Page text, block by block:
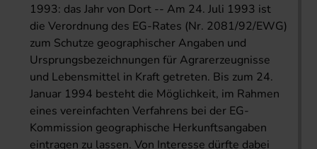
1993: das Jahr von Dort -- Am 24. Juli 1993 ist
die Verordnung des EG-Rates (Nr. 2081/92/EWG)
zum Schutze geographischer Angaben und
Ursprungsbezeichnungen für Agrarerzeugnisse
und Lebensmittel in Kraft getreten. Bis zum 24.
Januar 1994 besteht die Möglichkeit, im Rahmen
eines vereinfachten Verfahrens bei der EG-
Kommission geographische Herkunftsangaben
eintragen zu lassen. Von Interesse dürfte dabei